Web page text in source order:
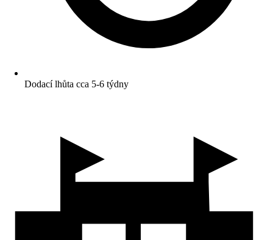
Dodací lhůta cca 5-6 týdny